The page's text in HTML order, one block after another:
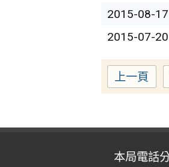
2015-08-17
2015-07-20
上一頁
本局電話